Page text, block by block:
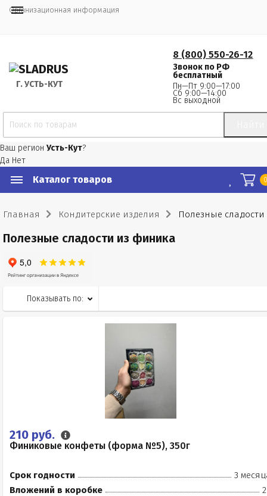
Организационная информация
Г. УСТЬ-КУТ
8 (800) 550-26-12
Звонок по РФ
бесплатный
Пн—Пт 9:00—17:00
Сб 9:00—14:00
Вс выходной
Ваш регион Усть-Кут?
Да Нет
Каталог товаров
Главная Кондитерские изделия Полезные
Полезные сладости из финика
Показывать по:
210 руб.
Финиковые конфеты (форма №5), 350г
Срок годности
3
Вложений в коробке